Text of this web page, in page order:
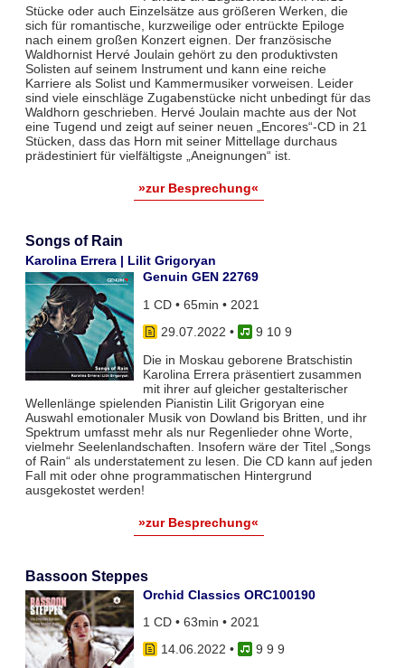
Stücke oder auch Einzelsätze aus größeren Werken, die
sich für romantische, kurzweilige oder entrückte Epiloge
nach einem großen Konzert eignen. Der französische
Waldhornist Hervé Joulain gehört zu den produktivsten
Solisten auf seinem Instrument und kann eine reiche
Karriere als Solist und Kammermusiker vorweisen. Leider
sind viele einschläge Zugabenstücke nicht unbedingt für das
Waldhorn geschrieben. Hervé Joulain machte aus der Not
eine Tugend und zeigt auf seiner neuen „Encores“-CD in 21
Stücken, dass das Horn mit seiner Mittellage durchaus
prädestiniert für vielfältigste „Aneignungen“ ist.
»zur Besprechung«
Songs of Rain
Karolina Errera | Lilit Grigoryan
Genuin GEN 22769
1 CD • 65min • 2021
29.07.2022 •
9 10 9
Die in Moskau geborene Bratschistin
Karolina Errera präsentiert zusammen
mit ihrer auf gleicher gestalterischer
Wellenlänge spielenden Pianistin Lilit Grigoryan eine
Auswahl emotionaler Musik von Dowland bis Britten, und ihr
Spektrum umfasst mehr als nur Regenlieder ohne Worte,
vielmehr Seelenlandschaften. Insofern wäre der Titel „Songs
of Rain“ als understatement zu lesen. Die CD kann auf jeden
Fall mit oder ohne programmatischen Hintergrund
ausgekostet werden!
»zur Besprechung«
Bassoon Steppes
Orchid Classics ORC100190
1 CD • 63min • 2021
14.06.2022 •
9 9 9